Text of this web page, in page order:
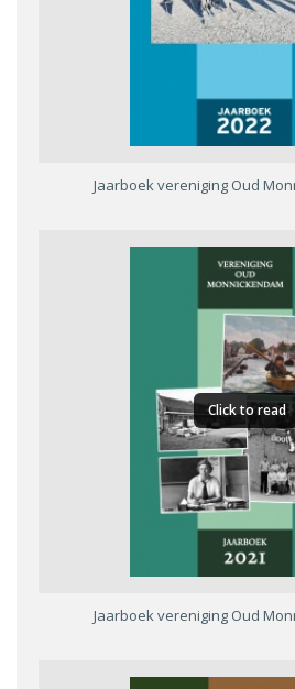
Jaarboek vereniging Oud
Click to read
Jaarboek vereniging Oud